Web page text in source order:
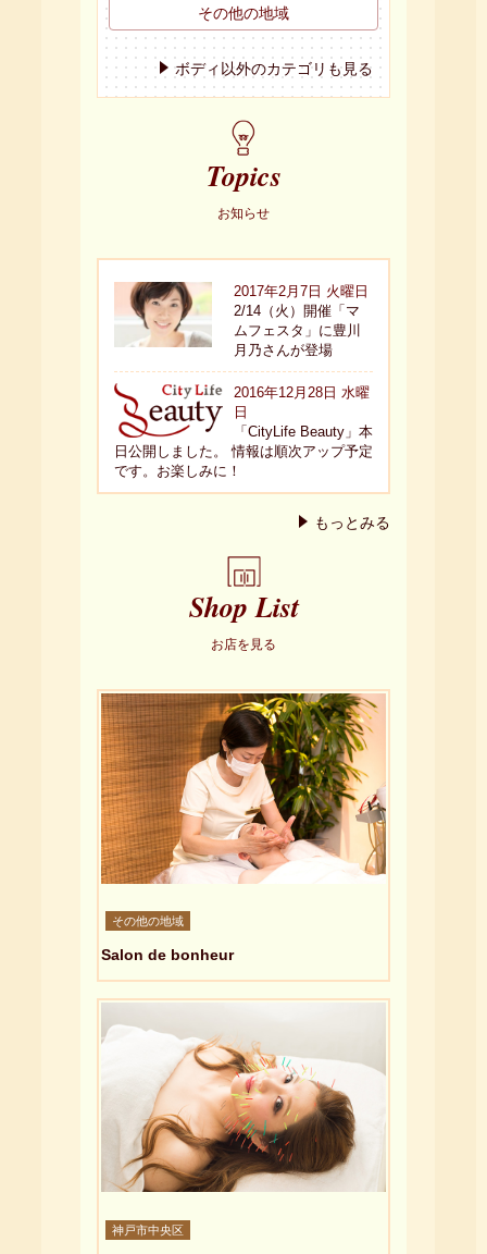
ボディ以外のカテゴリも見る
Topics
お知らせ
2017年2月7日 火曜日
2/14（火）開催「マ
ムフェスタ」に豊川
月乃さんが登場
2016年12月28日 水曜
日
「CityLife Beauty」本
日公開しました。 情報は順次アップ予定
です。お楽しみに！
もっとみる
Shop List
お店を見る
その他の地域
Salon de bonheur
神戸市中央区